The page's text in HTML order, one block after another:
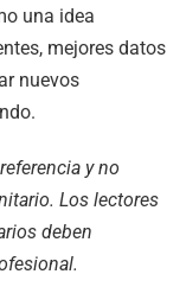
una idea
mejores datos
nuevos
y no
Los lectores
deben